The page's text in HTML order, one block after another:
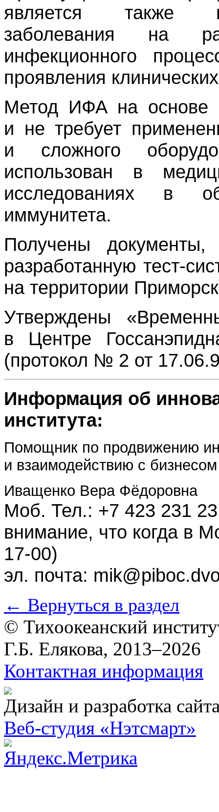
является также
заболевания на
инфекционного
проявления
Метод ИФА на основе
и не требует
и сложного
использован в
исследованиях в
иммунитета.
Получены документы,
разработанную тест-
на территории
Утверждены
в Центре
(протокол № 2 от
Информация об
института:
Помощник по продвижению
и взаимодействию с бизнесом
Иващенко Вера Фёдоровна
Моб. Тел.: +7 423 231
внимание, что когда в
17-00)
эл. почта:
← Вернуться в раздел
© Тихоокеанский
Г.Б. Елякова, 2013–2026
Контактная информация
Дизайн и разработка
Веб-студия «Нэтсмарт»